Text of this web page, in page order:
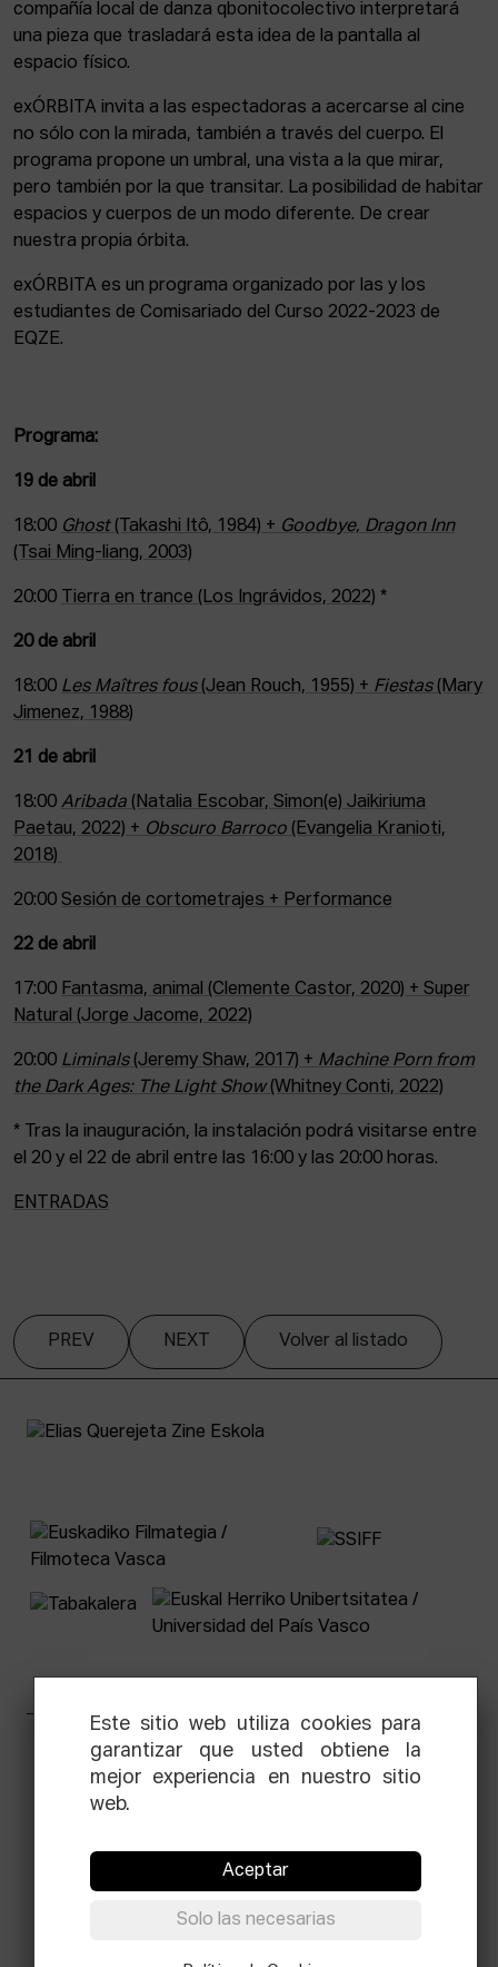
compañía local de danza qbonitocolectivo interpretará
una pieza que trasladará esta idea de la pantalla al
espacio físico.
exÓRBITA invita a las espectadoras a acercarse al cine
no sólo con la mirada, también a través del cuerpo. El
programa propone un umbral, una vista a la que mirar,
pero también por la que transitar. La posibilidad de habitar
espacios y cuerpos de un modo diferente. De crear
nuestra propia órbita.
exÓRBITA es un programa organizado por las y los
estudiantes de Comisariado del Curso 2022-2023 de
EQZE.
Programa:
19 de abril
18:00 Ghost(Takashi Itô, 1984) + Goodbye, Dragon Inn
(Tsai Ming-liang, 2003)
20:00 Tierra en trance (Los Ingrávidos, 2022) *
20 de abril
18:00 Les Maîtres fous(Jean Rouch, 1955) + Fiestas(Mary
Jimenez, 1988)
21 de abril
18:00 Aribada (Natalia Escobar, Simon(e) Jaikiriuma
Paetau, 2022) + Obscuro Barroco (Evangelia Kranioti,
2018)
20:00 Sesión de cortometrajes + Performance
22 de abril
17:00 Fantasma, animal (Clemente Castor, 2020) + Super
Natural (Jorge Jacome, 2022)
20:00 Liminals(Jeremy Shaw, 2017) + Machine Porn from
the Dark Ages: The Light Show(Whitney Conti, 2022)
* Tras la inauguración, la instalación podrá visitarse entre
el 20 y el 22 de abril entre las 16:00 y las 20:00 horas.
ENTRADAS
PREV NEXT Volver al listado
Facebook Equis Instagram Threads Newsletter
© Elías Querejeta Zine Eskola 2026
20012 Donostia / San Sebastián
0034 943 545 005
Este sitio web utiliza cookies para
garantizar que usted obtiene la
mejor experiencia en nuestro sitio
web.
Aceptar
Solo las necesarias